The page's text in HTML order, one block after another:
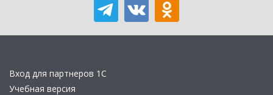
Вход для партнеров 1С
Учебная версия